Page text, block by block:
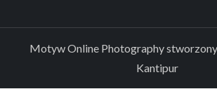
Motyw Online Photography
Kantipur